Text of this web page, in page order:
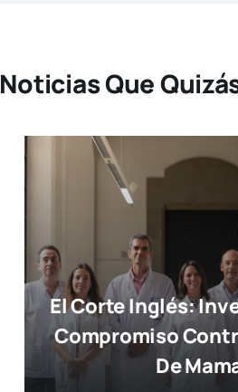
Noticias Que
El Corte Inglés:
Compromiso
De